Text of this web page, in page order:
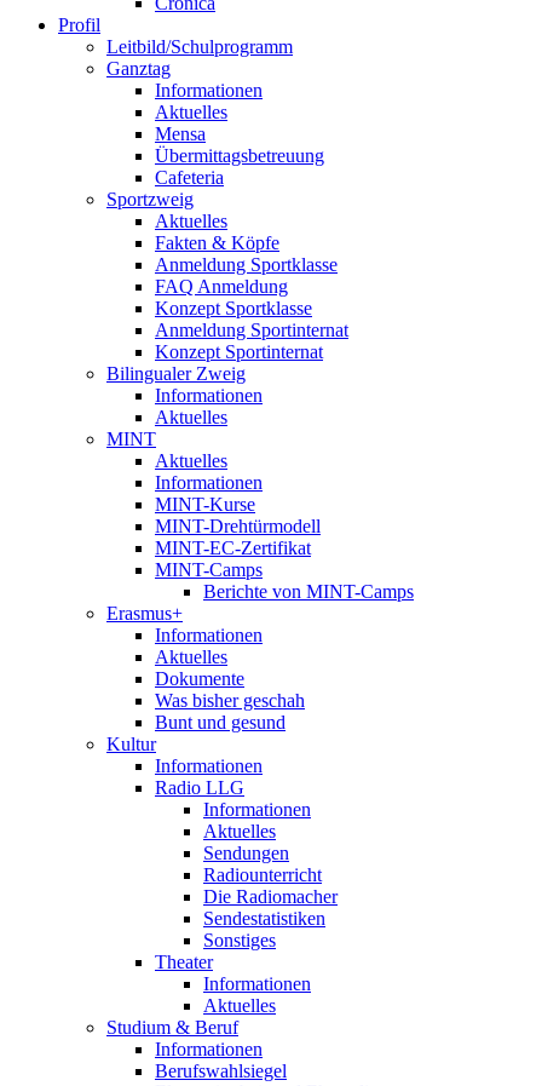
Profil
Leitbild/Schulprogramm
Ganztag
Informationen
Aktuelles
Mensa
Übermittagsbetreuung
Cafeteria
Sportzweig
Aktuelles
Fakten & Köpfe
Anmeldung Sportklasse
FAQ Anmeldung
Konzept Sportklasse
Anmeldung Sportinternat
Konzept Sportinternat
Bilingualer Zweig
Informationen
Aktuelles
MINT
Aktuelles
Informationen
MINT-Kurse
MINT-Drehtürmodell
MINT-EC-Zertifikat
MINT-Camps
Berichte von MINT-Camps
Erasmus+
Informationen
Aktuelles
Dokumente
Was bisher geschah
Bunt und gesund
Kultur
Informationen
Radio LLG
Informationen
Aktuelles
Sendungen
Radiounterricht
Die Radiomacher
Sendestatistiken
Sonstiges
Theater
Informationen
Aktuelles
Studium & Beruf
Informationen
Berufswahlsiegel